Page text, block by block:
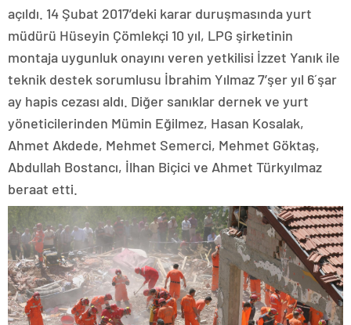
açıldı. 14 Şubat 2017’deki karar duruşmasında yurt
müdürü Hüseyin Çömlekçi 10 yıl, LPG şirketinin
montaja uygunluk onayını veren yetkilisi İzzet Yanık ile
teknik destek sorumlusu İbrahim Yılmaz 7’şer yıl 6´şar
ay hapis cezası aldı. Diğer sanıklar dernek ve yurt
yöneticilerinden Mümin Eğilmez, Hasan Kosalak,
Ahmet Akdede, Mehmet Semerci, Mehmet Göktaş,
Abdullah Bostancı, İlhan Biçici ve Ahmet Türkyılmaz
beraat etti.